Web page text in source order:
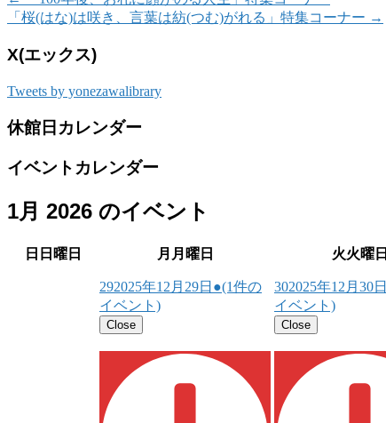
「桜(はな)は咲き、言葉は紡(つむ)がれる」特集コーナー →
X(エックス)
Tweets by yonezawalibrary
休館日カレンダー
イベントカレンダー
1月 2026 のイベント
日 日曜日 月 月曜日 火火曜日
292025年12月29日 ●(1件の
イベント)
Close
302025年12月30日
イベント)
Close